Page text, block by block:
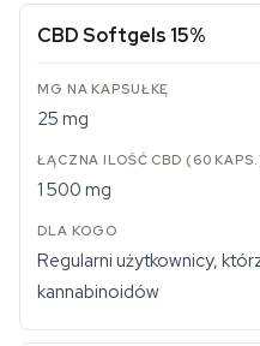
CBD Softgels 15%
25 mg
1 500 mg
Regularni użytkownicy,
kannabinoidów